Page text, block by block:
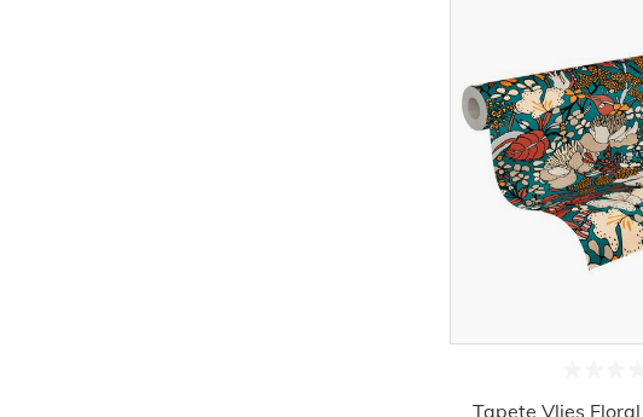
Tapete Vlies